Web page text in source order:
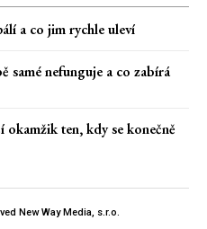
a co jim rychle uleví
samé nefunguje a co zabírá
okamžik ten, kdy se konečně
New Way Media, s.r.o.